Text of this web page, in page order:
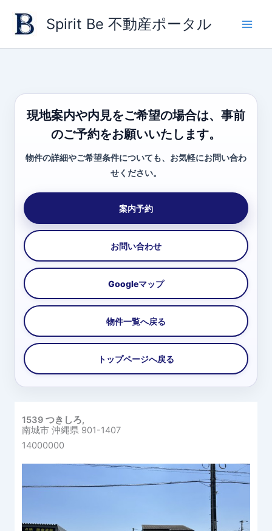
ス
Spirit Be 不動産ポータル
1539 つきしろ,
南城市 沖縄県 901-1407
14000000